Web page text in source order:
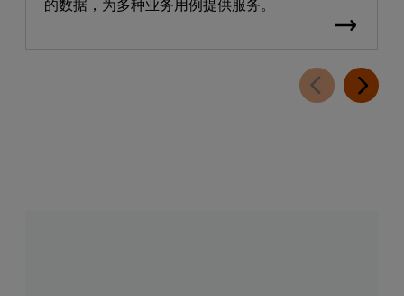
的数据，为多种业务用例提供服务。